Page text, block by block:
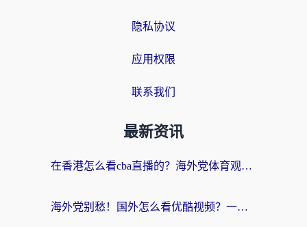
隐私协议
应用权限
联系我们
最新资讯
在香港怎么看cba直播的？海外党体育观赛终极指南：告别版权限制，畅享中文解说
海外党别愁！国外怎么看优酷视频？一招解决追剧、看直播难题